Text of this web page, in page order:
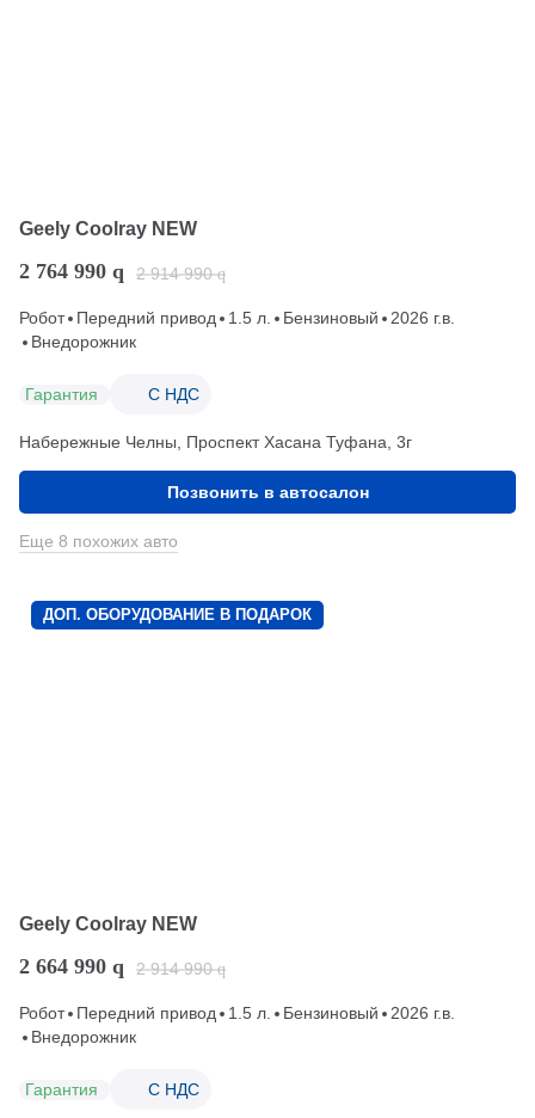
Geely Coolray NEW
2 764 990 q 2 914 990 q
Робот Передний привод 1.5 л. Бензиновый
2026 г.в.
Внедорожник
Гарантия С НДС
Набережные Челны, Проспект Хасана Туфана, 3г
Позвонить в автосалон
Еще 8 похожих авто
ДОП. ОБОРУДОВАНИЕ В ПОДАРОК
Geely Coolray NEW
2 664 990 q 2 914 990 q
Робот Передний привод 1.5 л. Бензиновый
2026 г.в.
Внедорожник
Гарантия С НДС